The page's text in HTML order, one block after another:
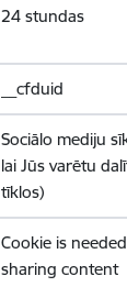
24 stundas
__cfduid
Sociālo mediju
lai Jūs varētu
tīklos)
Cookie is
sharing content